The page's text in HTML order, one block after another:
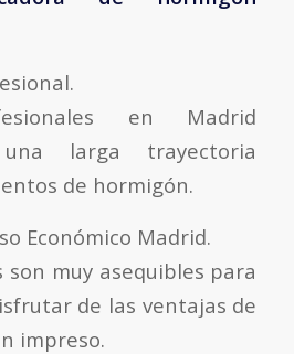
en Madrid
larga trayectoria
de hormigón.
Económico Madrid.
son muy asequibles para
de las ventajas de
impreso.